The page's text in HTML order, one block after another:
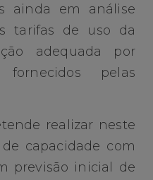
ainda em análise
tarifas de uso da
adequada por
fornecidos pelas
realizar neste
capacidade com
previsão inicial de